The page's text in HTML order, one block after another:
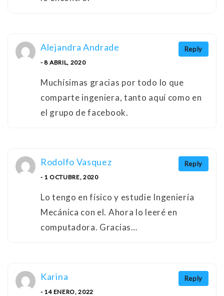
Reply
Alejandra Andrade
- 8 ABRIL, 2020
Muchísimas gracias por todo lo que
comparte ingeniera, tanto aquí como en
el grupo de facebook.
Reply
Rodolfo Vasquez
- 1 OCTUBRE, 2020
Lo tengo en físico y estudie Ingeniería
Mecánica con el. Ahora lo leeré en
computadora. Gracias…
Reply
Karina
- 14 ENERO, 2022